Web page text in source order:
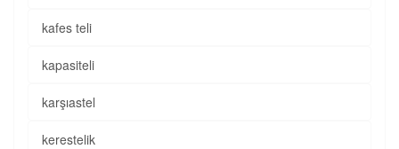
kafes teli
kapasiteli
karşıastel
kerestelik